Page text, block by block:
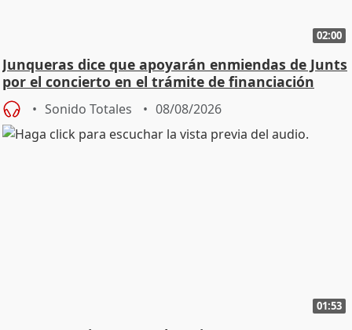
02:00
Junqueras dice que apoyarán enmiendas de Junts
por el concierto en el trámite de financiación
Sonido Totales 08/08/2026
01:53